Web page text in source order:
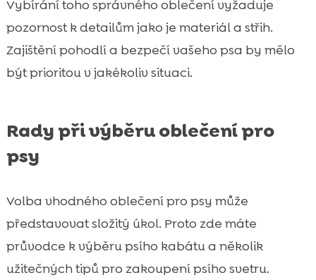
Vybírání toho správného oblečení vyžaduje
pozornost k detailům jako je materiál a střih.
Zajištění pohodlí a bezpečí vašeho psa by mělo
být prioritou v jakékoliv situaci.
Rady při výběru oblečení pro
psy
Volba vhodného oblečení pro psy může
představovat složitý úkol. Proto zde máte
průvodce k výběru psího kabátu a několik
užitečných tipů pro zakoupení psího svetru.